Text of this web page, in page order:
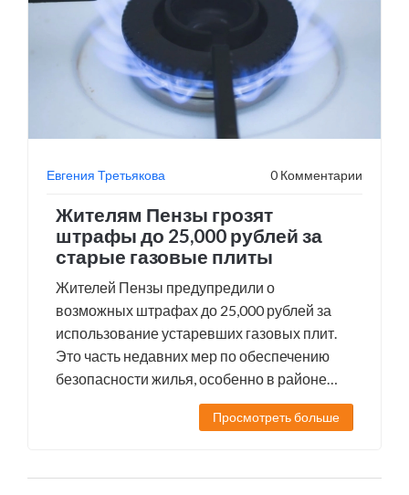
Евгения Третьякова 0 Комментарии
Жителям Пензы грозят
штрафы до 25,000 рублей за
старые газовые плиты
Жителей Пензы предупредили о
возможных штрафах до 25,000 рублей за
использование устаревших газовых плит.
Это часть недавних мер по обеспечению
безопасности жилья, особенно в районе
Ахуны, где проводятся проверки
Просмотреть больше